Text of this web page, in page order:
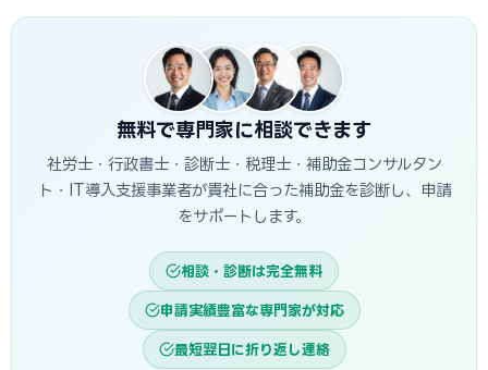
（2）現状の課題と導入後の省エネ効果を定量的に示す、
（3）専門家に相談する、（4）公募開始前から準備を始め
る、の4点が特に重要です。
無料で専門家に相談できます
社労士・行政書士・診断士・税理士・補助金コンサルタン
ト・IT導入支援事業者が貴社に合った補助金を診断し、申請
をサポートします。
相談・診断は完全無料
申請実績豊富な専門家が対応
最短翌日に折り返し連絡